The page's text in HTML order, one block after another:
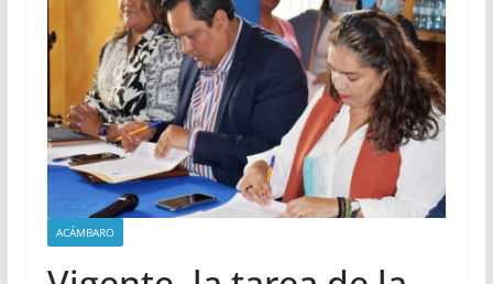
ACÁMBARO